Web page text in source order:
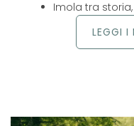
Imola tra
LEGGI I